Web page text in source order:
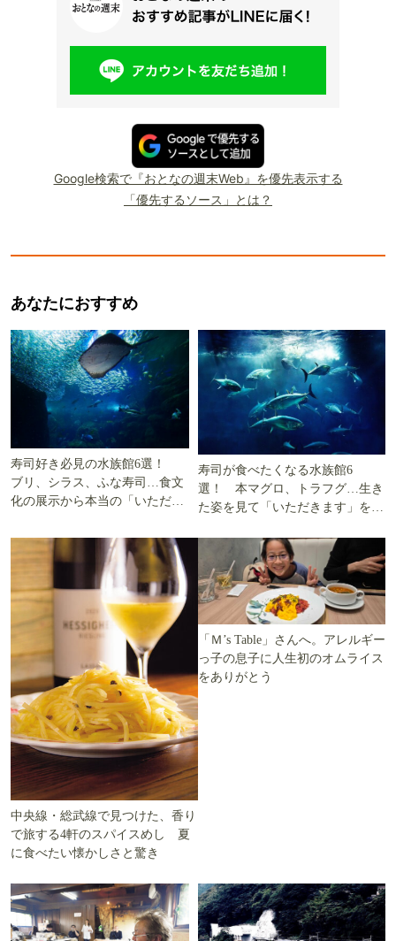
Google検索で『おとなの週末Web』を優先表示する
「優先するソース」とは？
あなたにおすすめ
寿司好き必見の水族館6選！
ブリ、シラス、ふな寿司…食文
化の展示から本当の「いただき
寿司が食べたくなる水族館6
選！ 本マグロ、トラフグ…生き
た姿を見て「いただきます」を考
中央線・総武線で見つけた、香り
で旅する4軒のスパイスめし 夏
に食べたい懐かしさと驚き
「Ｍ’s Table」さんへ。アレルギー
っ子の息子に人生初のオムライス
をありがとう